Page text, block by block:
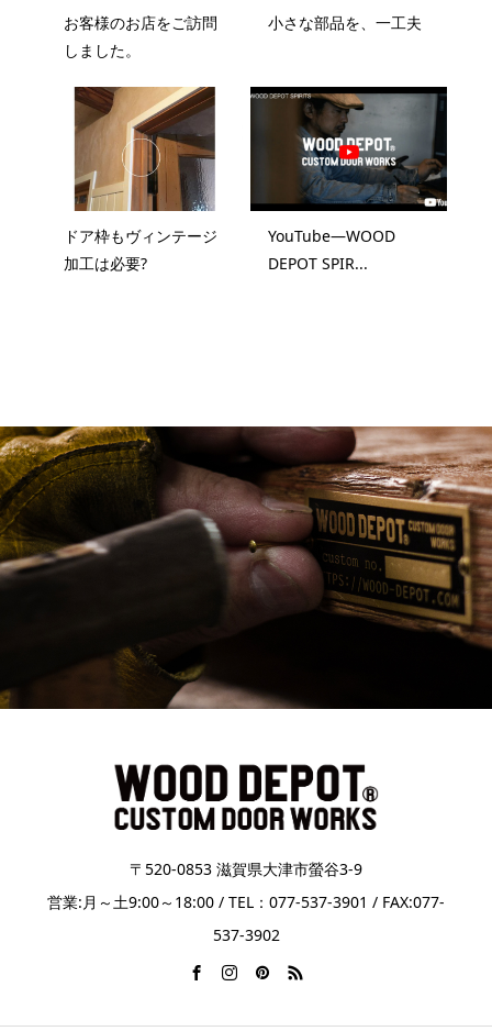
お客様のお店をご訪問
しました。
小さな部品を、一工夫
ドア枠もヴィンテージ
加工は必要?
YouTube―WOOD
DEPOT SPIR...
〒520-0853 滋賀県大津市螢谷3-9
営業:月～土9:00～18:00 / TEL：077-537-3901 / FAX:077-
537-3902